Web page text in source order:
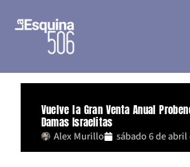
Vuelve la Gran Venta Anual
Damas Israelitas
Alex Murillo sábado 6 de abril